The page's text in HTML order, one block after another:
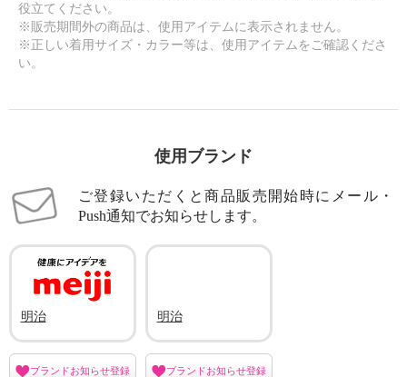
役立てください。
※販売期間外の商品は、使用アイテムに表示されません。
※正しい着用サイズ・カラー等は、使用アイテムをご確認くださ
い。
使用ブランド
ご登録いただくと商品販売開始時にメール・
Push通知でお知らせします。
明治
ブランドお知らせ登録
明治
ブランドお知らせ登録